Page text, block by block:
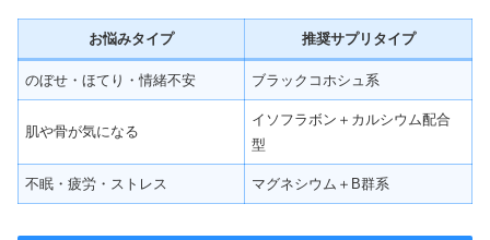
お悩みタイプ 推奨サプリタイプ
のぼせ・ほてり・情緒不安 ブラックコホシュ系
肌や骨が気になる
イソフラボン＋カルシウム配合
型
不眠・疲労・ストレス マグネシウム＋B群系